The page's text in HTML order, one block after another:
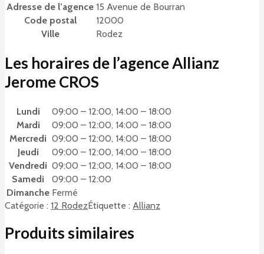
Adresse de l’agence 15 Avenue de Bourran
Code postal
12000
Ville
Rodez
Les horaires de l’agence Allianz
Jerome CROS
Lundi
09:00 – 12:00, 14:00 – 18:00
Mardi
09:00 – 12:00, 14:00 – 18:00
Mercredi 09:00 – 12:00, 14:00 – 18:00
Jeudi
09:00 – 12:00, 14:00 – 18:00
Vendredi 09:00 – 12:00, 14:00 – 18:00
Samedi
09:00 – 12:00
Dimanche Fermé
Catégorie : 12 RodezÉtiquette : Allianz
Produits similaires